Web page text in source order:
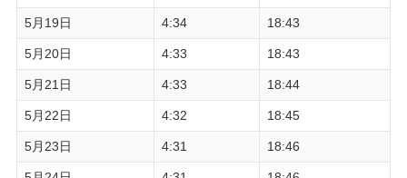
5月19日 4:34 18:43
5月20日 4:33 18:43
5月21日 4:33 18:44
5月22日 4:32 18:45
5月23日 4:31 18:46